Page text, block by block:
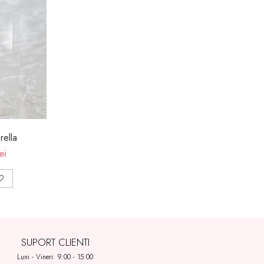
SUPORT CLIENTI
Luni - Vineri: 9:00 - 15:00